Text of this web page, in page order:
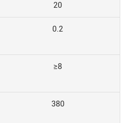
20
0.2
≥8
380